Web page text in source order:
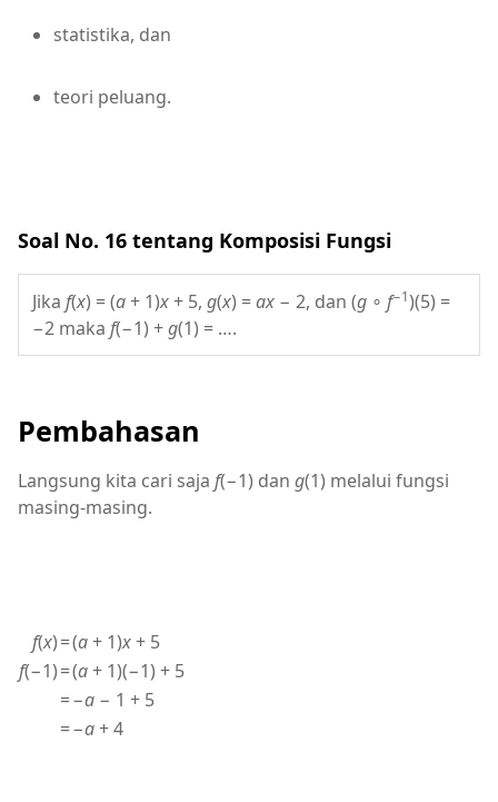
statistika, dan
teori peluang.
Soal No. 16 tentang Komposisi Fungsi
Jika f(x) = (a+ 1)x+ 5, g(x) =ax − 2, dan (g ∘ f−1)(5) =
−2 maka f(−1) +g(1) = ….
Pembahasan
Langsung kita cari saja f(−1) dan g(1) melalui fungsi
masing-masing.
f(x)=(a+ 1)x+ 5
f(−1)=(a+ 1)(−1) + 5
=−a − 1 + 5
=−a+ 4